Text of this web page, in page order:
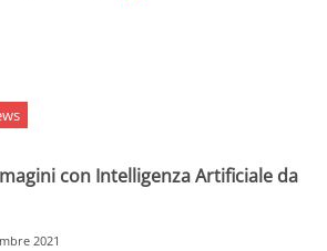
con Intelligenza Artificiale da
2021